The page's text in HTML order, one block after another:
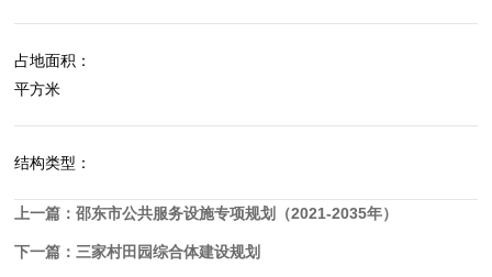
占地面积：
平方米
结构类型：
上一篇：邵东市公共服务设施专项规划（2021-2035年）
下一篇： 三家村田园综合体建设规划